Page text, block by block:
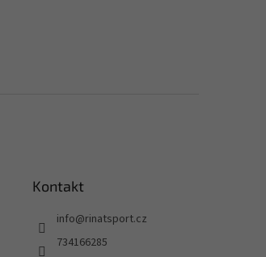
Kontakt
info@rinatsport.cz
734166285